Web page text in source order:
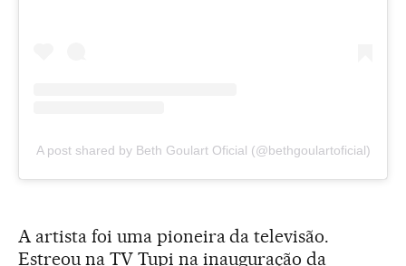
A post shared by Beth Goulart Oficial (@bethgoulartoficial)
A artista foi uma pioneira da televisão.
Estreou na TV Tupi na inauguração da